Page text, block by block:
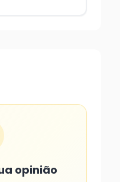
opinião